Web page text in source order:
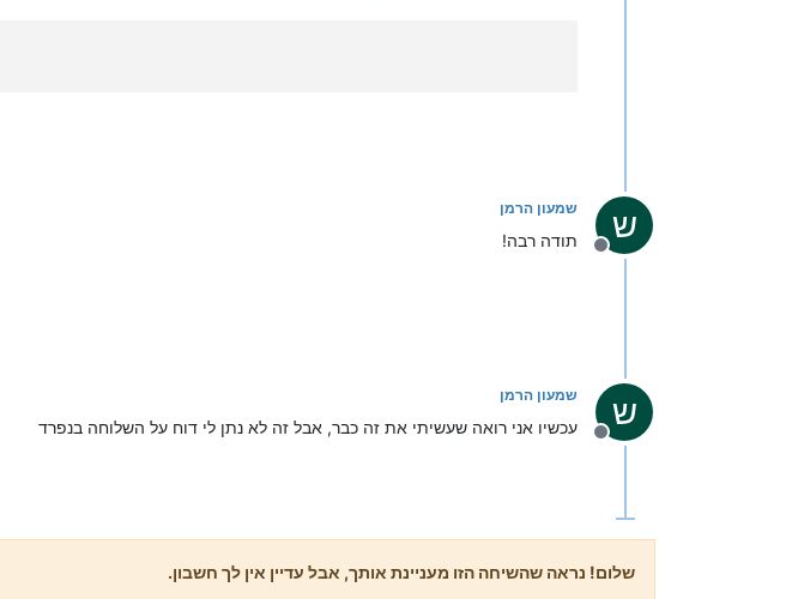
ש
מנותק
שמעון הרמן
תודה רבה!
ש
מנותק
שמעון הרמן
עכשיו אני רואה שעשיתי את זה כבר, אבל זה לא נתן לי דוח על השלוחה בנפרד
שלום! נראה שהשיחה הזו מעניינת אותך, אבל עדיין אין לך חשבון.